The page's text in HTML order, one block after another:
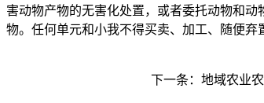
害动物产物的无害化处置，或者委托动物和
物。任何单元和小我不得买卖、加工、随便
下一条：地域农业农